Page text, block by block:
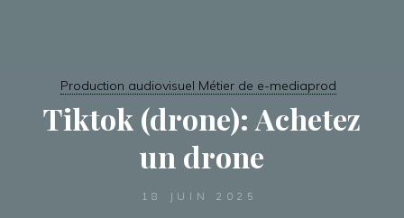
Production audiovisuel Métier de e-mediaprod
Tiktok (drone): Achetez
un drone
18 JUIN 2025